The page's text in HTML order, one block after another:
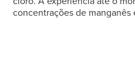
concentrações de manganês